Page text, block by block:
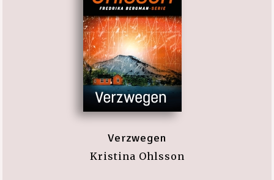
Verzwegen
Kristina Ohlsson